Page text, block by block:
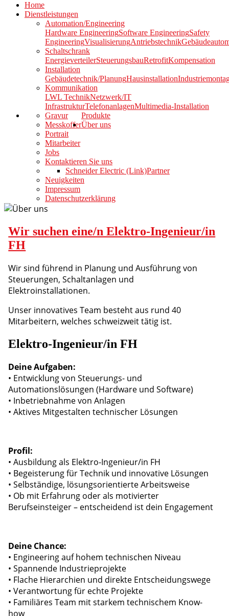
Home
Dienstleistungen
Automation/Engineering
Hardware EngineeringSoftware EngineeringSafety
EngineeringVisualisierungAntriebstechnik
Schaltschrank
EnergieverteilerSteuerungsbauRetrofitKompensation
Installation
Gebäudetechnik/PlanungHausinstallation
Kommunikation
LWL TechnikNetzwerk/IT
InfrastrukturTelefonanlagenMultimedia-Installation
Produkte
Gravur
MesskofferÜber uns
Portrait
Mitarbeiter
Jobs
Kontaktieren Sie uns
Partner
Schneider Electric (Link)
Neuigkeiten
Impressum
Datenschutzerklärung
Wir suchen eine/n Elektro-Ingenieur/in
FH
Wir sind führend in Planung und Ausführung von
Steuerungen, Schaltanlagen und
Elektroinstallationen.
Unser innovatives Team besteht aus rund 40
Mitarbeitern, welches schweizweit tätig ist.
Elektro-Ingenieur/in FH
Deine Aufgaben:
• Entwicklung von Steuerungs- und
Automationslösungen (Hardware und Software)
• Inbetriebnahme von Anlagen
• Aktives Mitgestalten technischer Lösungen
Profil:
• Ausbildung als Elektro-Ingenieur/in FH
• Begeisterung für Technik und innovative Lösungen
• Selbständige, lösungsorientierte Arbeitsweise
• Ob mit Erfahrung oder als motivierter
Berufseinsteiger – entscheidend ist dein Engagement
Deine Chance:
• Engineering auf hohem technischen Niveau
• Spannende Industrieprojekte
• Flache Hierarchien und direkte Entscheidungswege
• Verantwortung für echte Projekte
• Familiäres Team mit starkem technischem Know-
how